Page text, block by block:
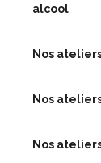
alcool
Nos
Nos
Nos